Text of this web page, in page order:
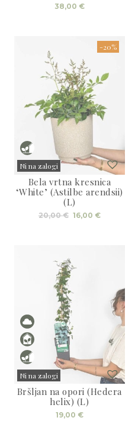
38,00 €
Ni na zalogi
-20%
Sold
Bela vrtna kresnica
‘White’ (Astilbe arendsii)
(L)
20,00€ Izvirna
cena
16,00 €Trenutna
Ni na zalogi
Sold
Bršljan na opori (Hedera
helix) (L)
19,00 €